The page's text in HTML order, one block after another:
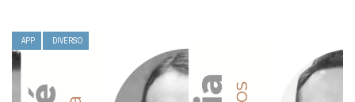
APP DIVERSO